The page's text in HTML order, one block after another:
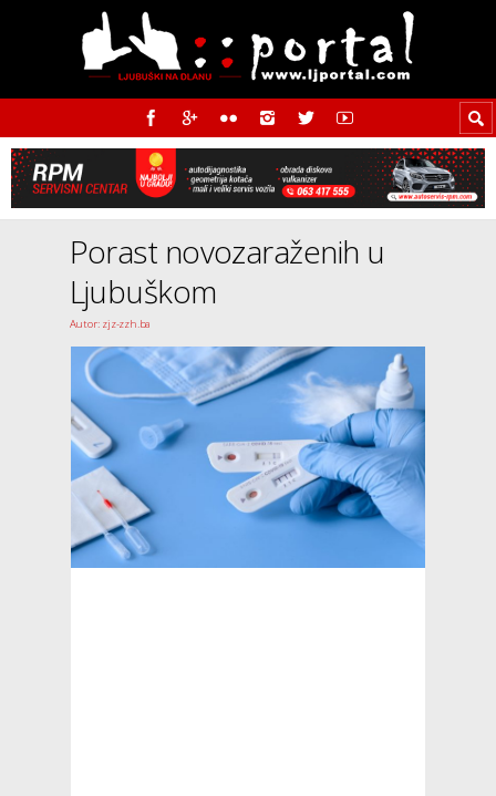
Porast novozaraženih u
Ljubuškom
Autor: zjz-zzh.ba